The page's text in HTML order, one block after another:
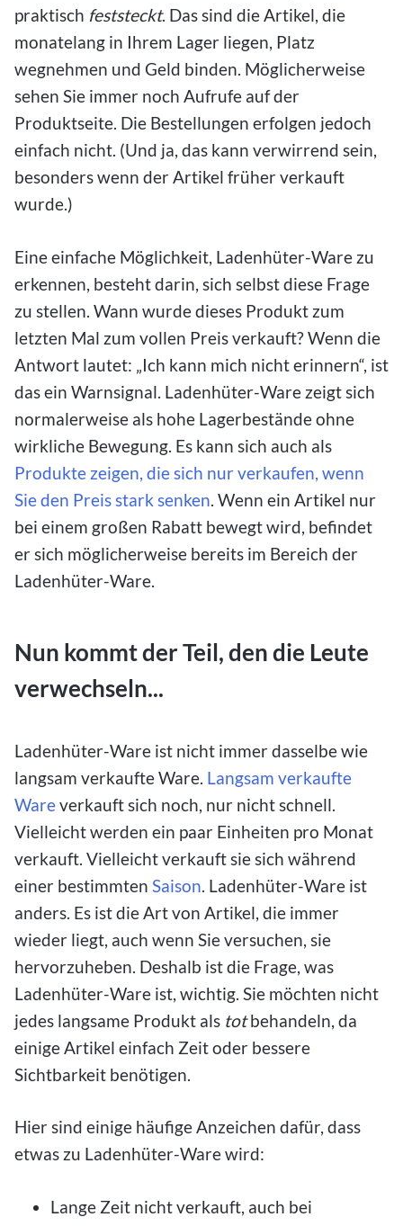
praktisch feststeckt. Das sind die Artikel, die
monatelang in Ihrem Lager liegen, Platz
wegnehmen und Geld binden. Möglicherweise
sehen Sie immer noch Aufrufe auf der
Produktseite. Die Bestellungen erfolgen jedoch
einfach nicht. (Und ja, das kann verwirrend sein,
besonders wenn der Artikel früher verkauft
wurde.)
Eine einfache Möglichkeit, Ladenhüter-Ware zu
erkennen, besteht darin, sich selbst diese Frage
zu stellen. Wann wurde dieses Produkt zum
letzten Mal zum vollen Preis verkauft? Wenn die
Antwort lautet: „Ich kann mich nicht erinnern“, ist
das ein Warnsignal. Ladenhüter-Ware zeigt sich
normalerweise als hohe Lagerbestände ohne
wirkliche Bewegung. Es kann sich auch als
Produkte zeigen, die sich nur verkaufen, wenn
Sie den Preis stark senken. Wenn ein Artikel nur
bei einem großen Rabatt bewegt wird, befindet
er sich möglicherweise bereits im Bereich der
Ladenhüter-Ware.
Nun kommt der Teil, den die Leute
verwechseln...
Ladenhüter-Ware ist nicht immer dasselbe wie
langsam verkaufte Ware. Langsam verkaufte
Wareverkauft sich noch, nur nicht schnell.
Vielleicht werden ein paar Einheiten pro Monat
verkauft. Vielleicht verkauft sie sich während
einer bestimmten Saison . Ladenhüter-Ware ist
anders. Es ist die Art von Artikel, die immer
wieder liegt, auch wenn Sie versuchen, sie
hervorzuheben. Deshalb ist die Frage, was
Ladenhüter-Ware ist, wichtig. Sie möchten nicht
jedes langsame Produkt als totbehandeln, da
einige Artikel einfach Zeit oder bessere
Sichtbarkeit benötigen.
Hier sind einige häufige Anzeichen dafür, dass
etwas zu Ladenhüter-Ware wird:
Lange Zeit nicht verkauft, auch bei